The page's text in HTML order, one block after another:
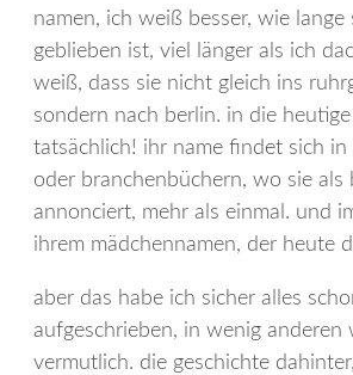
namen, ich weiß besser, wie lange
geblieben ist, viel länger als ich
weiß, dass sie nicht gleich ins
sondern nach berlin. in die
tatsächlich! ihr name findet sich in
oder branchenbüchern, wo sie als
annonciert, mehr als einmal. und
ihrem mädchennamen, der heute
aber das habe ich sicher alles
aufgeschrieben, in wenig anderen
vermutlich. die geschichte